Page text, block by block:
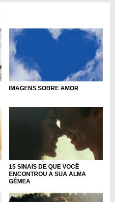
IMAGENS SOBRE AMOR
15 SINAIS DE QUE VOCÊ
ENCONTROU A SUA ALMA
GÊMEA